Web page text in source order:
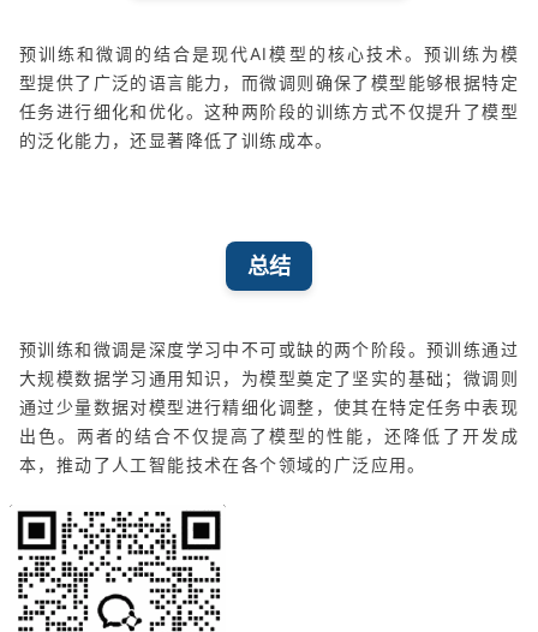
预训练和微调的结合是现代AI模型的核心技术。预训练为模
型提供了广泛的语言能力，而微调则确保了模型能够根据特定
任务进行细化和优化。这种两阶段的训练方式不仅提升了模型
的泛化能力，还显著降低了训练成本。
总结
预训练和微调是深度学习中不可或缺的两个阶段。预训练通过
大规模数据学习通用知识，为模型奠定了坚实的基础；微调则
通过少量数据对模型进行精细化调整，使其在特定任务中表现
出色。两者的结合不仅提高了模型的性能，还降低了开发成
本，推动了人工智能技术在各个领域的广泛应用。